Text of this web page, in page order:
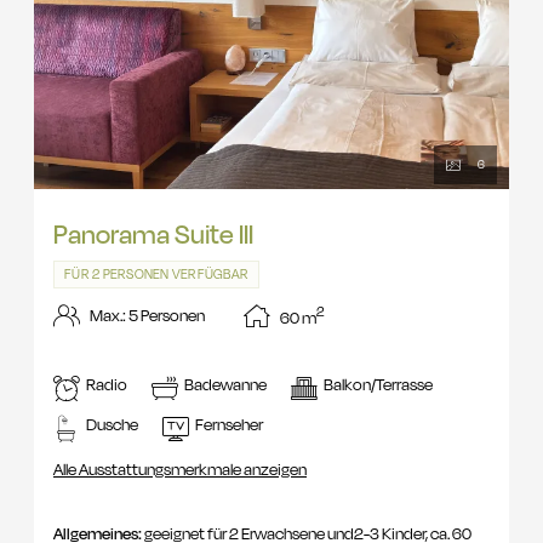
6
Panorama Suite III
FÜR 2 PERSONEN VERFÜGBAR
Max.: 5 Personen 60m2
Radio Badewanne Balkon/Terrasse
Dusche Fernseher
Alle Ausstattungsmerkmale anzeigen
Allgemeines:geeignet für 2 Erwachsene und2-3 Kinder, ca. 60